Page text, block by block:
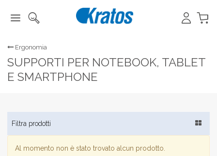
Ergonomia
SUPPORTI PER NOTEBOOK, TABLET
E SMARTPHONE
Toggle
Filtra prodotti
Al momento non è stato trovato alcun prodotto.